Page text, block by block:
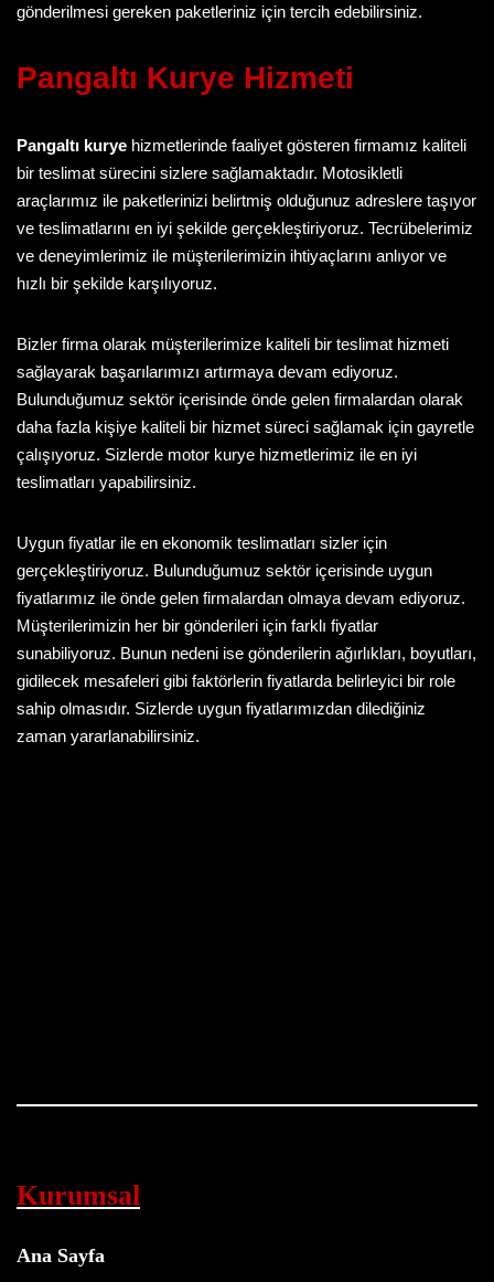
gönderilmesi gereken paketleriniz için tercih edebilirsiniz.
Pangaltı Kurye Hizmeti
Pangaltı kurye hizmetlerinde faaliyet gösteren firmamız kaliteli
bir teslimat sürecini sizlere sağlamaktadır. Motosikletli
araçlarımız ile paketlerinizi belirtmiş olduğunuz adreslere taşıyor
ve teslimatlarını en iyi şekilde gerçekleştiriyoruz. Tecrübelerimiz
ve deneyimlerimiz ile müşterilerimizin ihtiyaçlarını anlıyor ve
hızlı bir şekilde karşılıyoruz.
Bizler firma olarak müşterilerimize kaliteli bir teslimat hizmeti
sağlayarak başarılarımızı artırmaya devam ediyoruz.
Bulunduğumuz sektör içerisinde önde gelen firmalardan olarak
daha fazla kişiye kaliteli bir hizmet süreci sağlamak için gayretle
çalışıyoruz. Sizlerde motor kurye hizmetlerimiz ile en iyi
teslimatları yapabilirsiniz.
Uygun fiyatlar ile en ekonomik teslimatları sizler için
gerçekleştiriyoruz. Bulunduğumuz sektör içerisinde uygun
fiyatlarımız ile önde gelen firmalardan olmaya devam ediyoruz.
Müşterilerimizin her bir gönderileri için farklı fiyatlar
sunabiliyoruz. Bunun nedeni ise gönderilerin ağırlıkları, boyutları,
gidilecek mesafeleri gibi faktörlerin fiyatlarda belirleyici bir role
sahip olmasıdır. Sizlerde uygun fiyatlarımızdan dilediğiniz
zaman yararlanabilirsiniz.
Kurumsal
Ana Sayfa